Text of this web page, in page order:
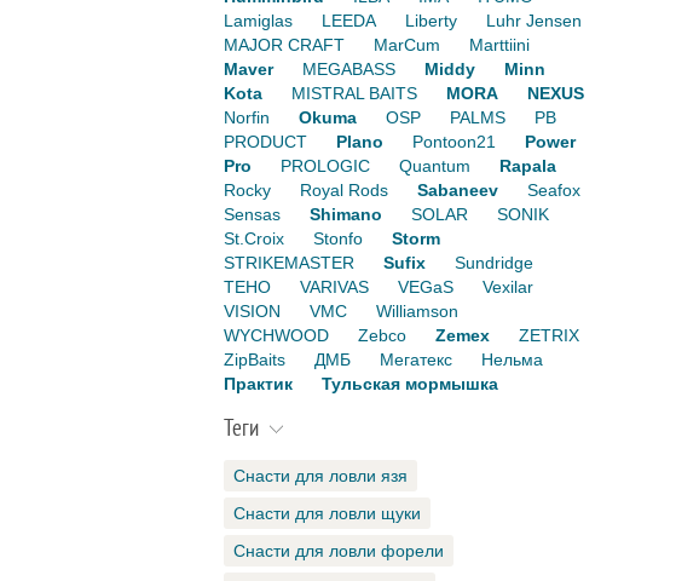
Lamiglas
LEEDA Liberty
Luhr Jensen
MAJOR CRAFT
MarCum
Marttiini
Maver
MEGABASS Middy
Minn
Kota
MISTRAL BAITS MORA
NEXUS
Norfin
Okuma OSP PALMS
PB
PRODUCT
Plano Pontoon21
Power
Pro
PROLOGIC Quantum
Rapala
Rocky
Royal Rods Sabaneev
Seafox
Sensas
Shimano SOLAR
SONIK
St.Croix
Stonfo
Storm
STRIKEMASTER
Sufix
Sundridge
TEHO
VARIVAS VEGaS
Vexilar
VISION
VMC
Williamson
WYCHWOOD
Zebco Zemex
ZETRIX
ZipBaits
ДМБ Мегатекс
Нельма
Практик
Тульская мормышка
Теги
Снасти для ловли язя
Снасти для ловли щуки
Снасти для ловли форели